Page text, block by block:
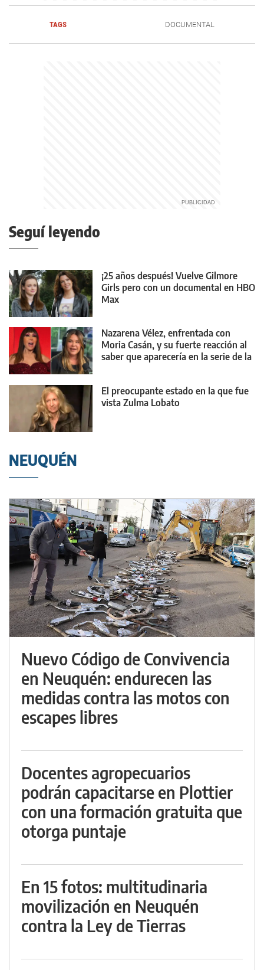
TAGS DOCUMENTAL
Seguí leyendo
¡25 años después! Vuelve Gilmore
Girls pero con un documental en HBO
Max
Nazarena Vélez, enfrentada con
Moria Casán, y su fuerte reacción al
saber que aparecería en la serie de la
El preocupante estado en la que fue
vista Zulma Lobato
NEUQUÉN
Nuevo Código de Convivencia
en Neuquén: endurecen las
medidas contra las motos con
escapes libres
Docentes agropecuarios
podrán capacitarse en Plottier
con una formación gratuita que
otorga puntaje
En 15 fotos: multitudinaria
movilización en Neuquén
contra la Ley de Tierras